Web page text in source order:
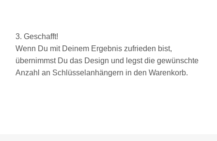
3. Geschafft!
Wenn Du mit Deinem Ergebnis zufrieden bist,
übernimmst Du das Design und legst die gewünschte
Anzahl an Schlüsselanhängern in den Warenkorb.